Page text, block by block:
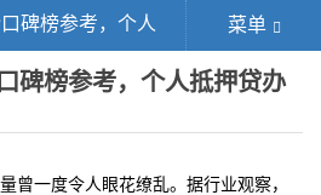
碑榜参考，个人 菜单
碑榜参考，个人抵押贷办
曾一度令人眼花缭乱。据行业观察，